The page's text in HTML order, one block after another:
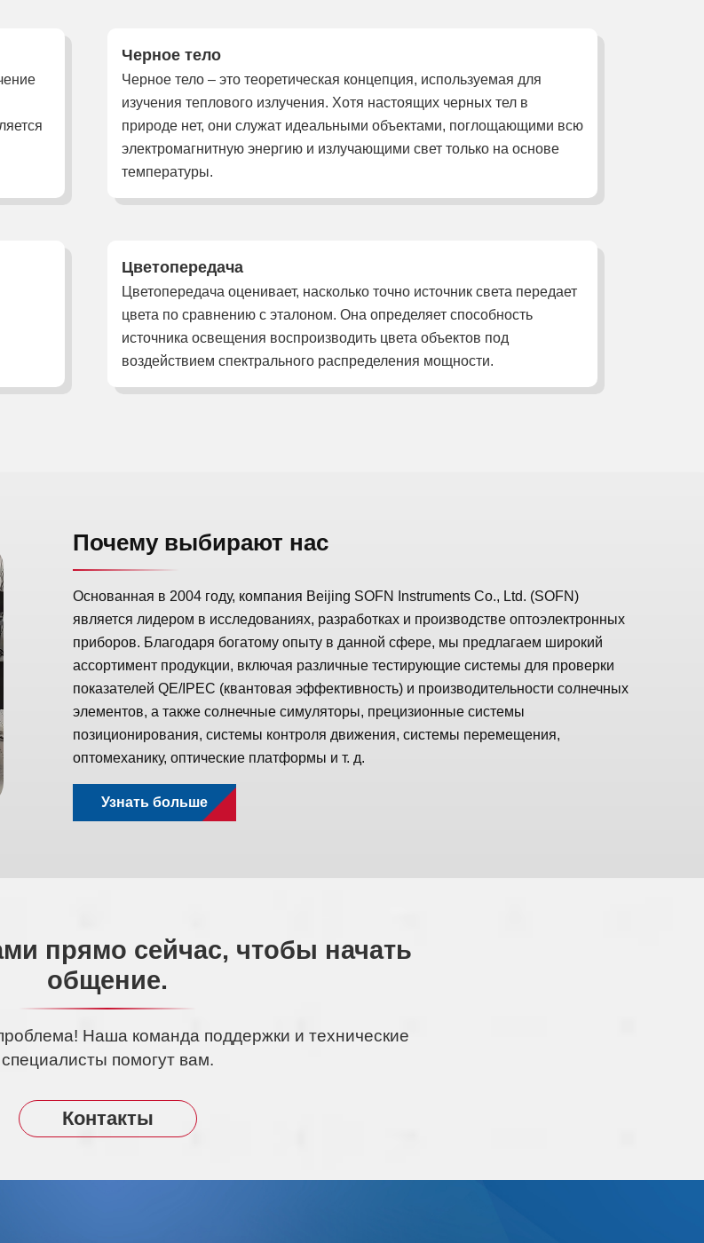
Черное тело
Черное тело – это теоретическая концепция, используемая для
изучения теплового излучения. Хотя настоящих черных тел в
природе нет, они служат идеальными объектами, поглощающими всю
электромагнитную энергию и излучающими свет только на основе
температуры.
Цветопередача
Цветопередача оценивает, насколько точно источник света передает
цвета по сравнению с эталоном. Она определяет способность
источника освещения воспроизводить цвета объектов под
воздействием спектрального распределения мощности.
Почему выбирают нас
Основанная в 2004 году, компания Beijing SOFN Instruments Co., Ltd. (SOFN)
является лидером в исследованиях, разработках и производстве оптоэлектронных
приборов. Благодаря богатому опыту в данной сфере, мы предлагаем широкий
ассортимент продукции, включая различные тестирующие системы для проверки
показателей QE/IPEC (квантовая эффективность) и производительности солнечных
элементов, а также солнечные симуляторы, прецизионные системы
позиционирования, системы контроля движения, системы перемещения,
оптомеханику, оптические платформы и т. д.
Узнать больше
прямо сейчас, чтобы начать
общение.
Наша команда поддержки и технические
специалисты помогут вам.
Контакты